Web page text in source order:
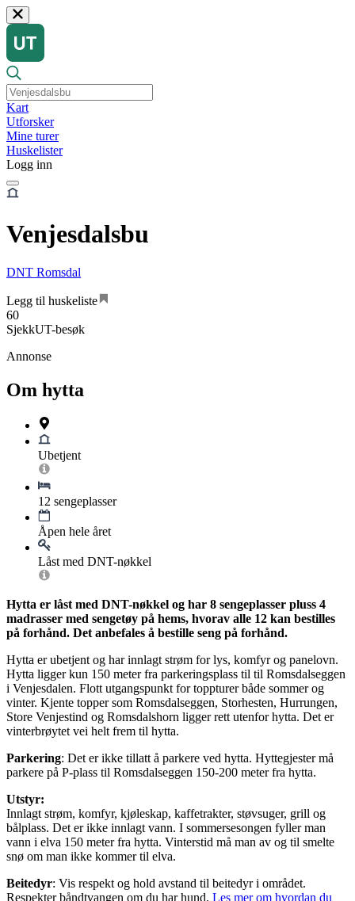
Kart
Utforsker
Mine turer
Huskelister
Logg inn
Venjesdalsbu
DNT Romsdal
Legg til huskeliste
60
SjekkUT-besøk
Annonse
Om hytta
Ubetjent
12 sengeplasser
Åpen hele året
Låst med DNT-nøkkel
Hytta er låst med DNT-nøkkel og har 8 sengeplasser pluss 4
madrasser med sengetøy på hems, hvorav alle 12 kan bestilles
på forhånd. Det anbefales å bestille seng på forhånd.
Hytta er ubetjent og har innlagt strøm for lys, komfyr og panelovn.
Hytta ligger kun 150 meter fra parkeringsplass til til Romsdalseggen
i Venjesdalen. Flott utgangspunkt for toppturer både sommer og
vinter. Kjente topper som Romsdalseggen, Storhesten, Hurrungen,
Store Venjestind og Romsdalshorn ligger rett utenfor hytta. Det er
vinterbrøytet vei helt frem til hytta.
Parkering: Det er ikke tillatt å parkere ved hytta. Hyttegjester må
parkere på P-plass til Romsdalseggen 150-200 meter fra hytta.
Utstyr:
Innlagt strøm, komfyr, kjøleskap, kaffetrakter, støvsuger, grill og
bålplass. Det er ikke innlagt vann. I sommersesongen fyller man
vann i elva 150 meter fra hytta. Vinterstid må man av og til smelte
snø om man ikke kommer til elva.
Beitedyr: Vis respekt og hold avstand til beitedyr i området.
Respekter båndtvangen om du har hund. Les mer om hvordan du